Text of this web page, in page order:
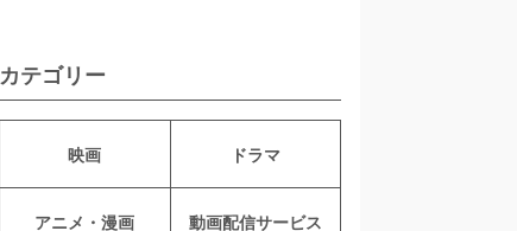
カテゴリー
映画 ドラマ
アニメ・漫画 動画配信サービス